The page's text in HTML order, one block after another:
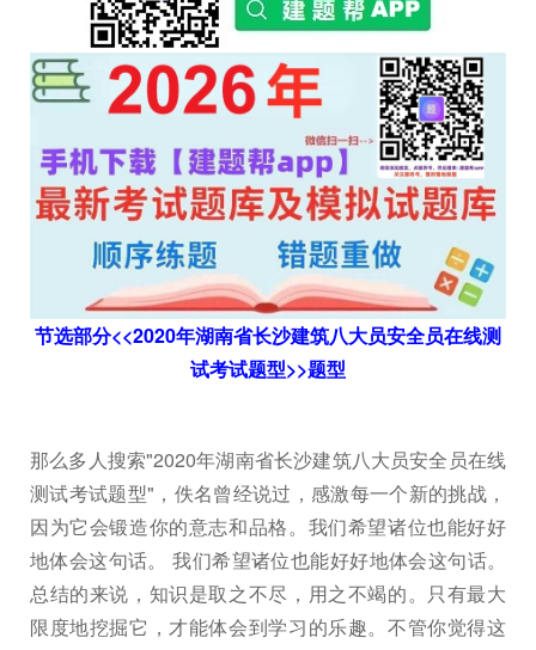
节选部分<<2020年湖南省长沙建筑八大员安全员在线测
试考试题型>>题型
那么多人搜索"2020年湖南省长沙建筑八大员安全员在线
测试考试题型"，佚名曾经说过，感激每一个新的挑战，
因为它会锻造你的意志和品格。我们希望诸位也能好好
地体会这句话。 我们希望诸位也能好好地体会这句话。
总结的来说，知识是取之不尽，用之不竭的。只有最大
限度地挖掘它，才能体会到学习的乐趣。不管你觉得这